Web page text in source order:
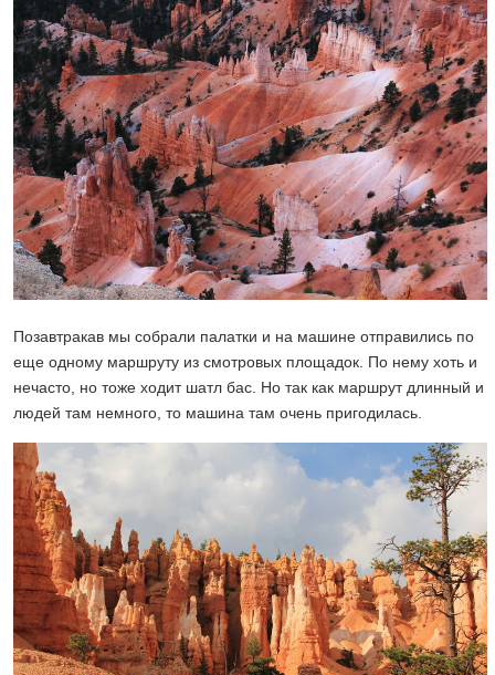
Позавтракав мы собрали палатки и на машине отправились по
еще одному маршруту из смотровых площадок. По нему хоть и
нечасто, но тоже ходит шатл бас. Но так как маршрут длинный и
людей там немного, то машина там очень пригодилась.